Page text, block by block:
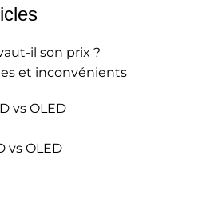
il son prix ?
et inconvénients
vs OLED
vs OLED